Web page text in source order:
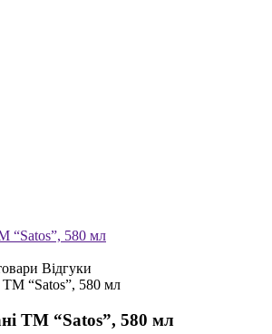
“Satos”, 580 мл
Відгуки
TM “Satos”, 580 мл